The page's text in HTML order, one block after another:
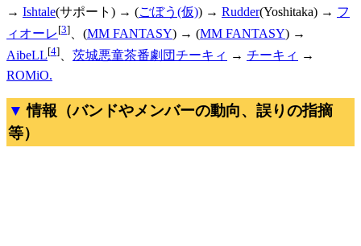
→ Ishtale(サポート) → (ごぼう(仮)) → Rudder(Yoshitaka) → フ
ィオーレ [3] 、(MM FANTASY) → (MM FANTASY) →
AibeLL[4]、 茨城悪童茶番劇団チーキィ → チーキィ →
ROMiO.
情報（バンドやメンバーの動向、誤りの指摘
等）